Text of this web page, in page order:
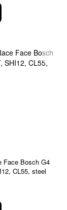
Face Bosch G4
CL55, steel